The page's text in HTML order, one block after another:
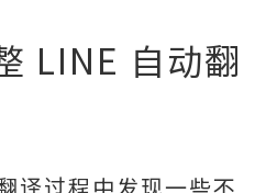
LINE 自动翻